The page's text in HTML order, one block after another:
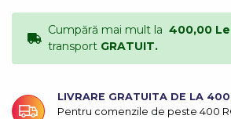
Cumpără mai mult la 400,00
transport GRATUIT.
LIVRARE GRATUITA DE LA
Pentru comenzile de peste 400